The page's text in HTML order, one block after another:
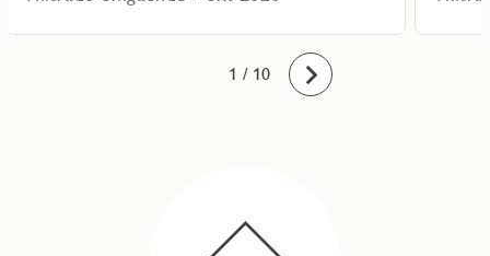
1
2
3
4
5
6
7
8
9
10 / 10 Framåt